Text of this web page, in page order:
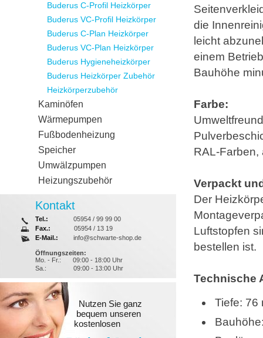
die
leicht
einem
Bauhöhe
Farbe:
RAL-Farben,
Verpackt
Der
Luftstopfen
bestellen ist.
Technische
Tiefe: 76
Buderus C-Profil Heizkörper
Buderus VC-Profil Heizkörper
Buderus C-Plan Heizkörper
Buderus VC-Plan Heizkörper
Buderus Hygieneheizkörper
Buderus Heizkörper Zubehör
Heizkörperzubehör
Kaminöfen
Wärmepumpen
Fußbodenheizung
Speicher
Umwälzpumpen
Heizungszubehör
Kontakt
Tel.:
05954 / 99 99 00
Fax.:
05954 / 13 19
E-Mail.:
info@schwarte-shop.de
Öffnungszeiten:
Mo. - Fr.:
09:00 - 18:00 Uhr
Sa.:
09:00 - 13:00 Uhr
Nutzen Sie ganz
bequem unseren
kostenlosen